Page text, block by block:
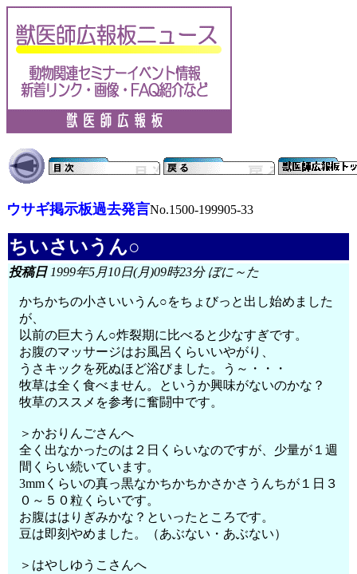
ウサギ掲示板過去発言No.1500-199905-33
ちいさいうん○
投稿日1999年5月10日(月)09時23分 ぼに～た
かちかちの小さいいうん○をちょびっと出し始めました
が、
以前の巨大うん○炸裂期に比べると少なすぎです。
お腹のマッサージはお風呂くらいいやがり、
うさキックを死ぬほど浴びました。う～・・・
牧草は全く食べません。というか興味がないのかな？
牧草のススメを参考に奮闘中です。
＞かおりんごさんへ
全く出なかったのは２日くらいなのですが、少量が１週
間くらい続いています。
3mmくらいの真っ黒なかちかちかさかさうんちが１日３
０～５０粒くらいです。
お腹ははりぎみかな？といったところです。
豆は即刻やめました。（あぶない・あぶない）
＞はやしゆうこさんへ